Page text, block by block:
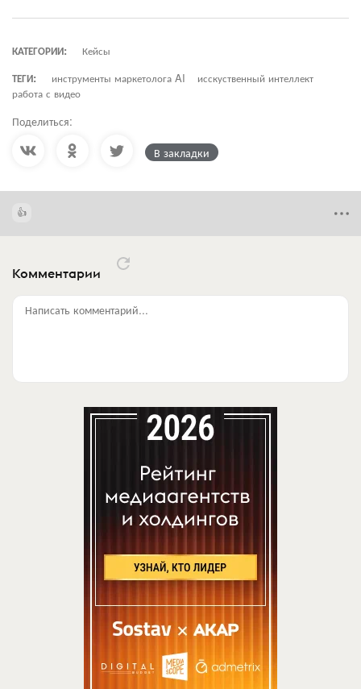
КАТЕГОРИИ:
Кейсы
ТЕГИ:
инструменты маркетолога AI
исскуственный интеллект
работа с видео
Поделиться:
В закладки
Комментарии
Написать комментарий...